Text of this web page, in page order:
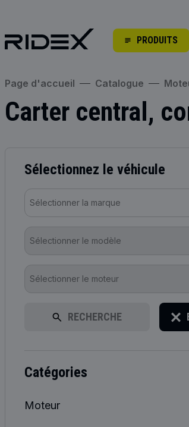
PRODUITS
Page d'accueil Catalogue
Carter central,
Sélectionnez le véhicule
Sélectionner la marque
Sélectionner le modèle
Sélectionner le moteur
RECHERCHE
catégories
Moteur